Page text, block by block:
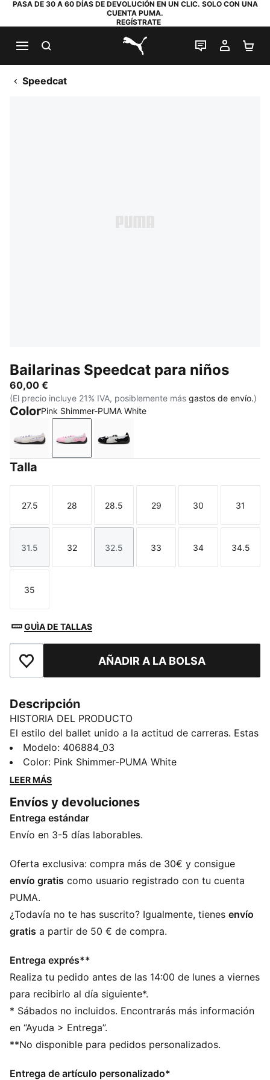
PASA DE 30 A 60 DÍAS DE DEVOLUCIÓN EN UN CLIC. SOLO CON UNA
CUENTA PUMA.
REGÍSTRATE
PUMA.com
CHAT EN
MI
Speedcat
Bailarinas Speedcat para niños
60,00 €
(El precio incluye 21% IVA, posiblemente más gastos de envío.)
ColorPink Shimmer-PUMA White
Lavender Pop-PUMA White
Pink Shimmer-PUMA White
PUMA Black-PUMA White-Warm
Talla
Talla
27.5
Talla
28
Talla
28.5
Talla
29
Talla
30
Talla
31
Talla
31.5
Talla
32
Talla
32.5
Talla
33
Talla
34
Talla
34.5
Talla
35
GUÌA DE TALLAS
Añade a favoritosAÑADIR A LA BOLSA
Descripción
HISTORIA DEL PRODUCTO
El estilo del ballet unido a la actitud de carreras. Estas
cómodas bailarinas sin cordones para niños alimentan
grandes imaginaciones y aventuras aún más grandes.
Son suaves, fáciles y divertidas de usar, con detalles
dondequiera que el día los lleve.
DETALLES
Ancho: estándar
Cierre: sin cordones
Correas elásticas
Tipo de talón: plano
PUMA Niños: recomendado para niños de 4 a 8 años
Modelo: 406884_03
Color: Pink Shimmer-PUMA White
LEER MÁS
Envíos y devoluciones
Entrega estándar
Envío en 3-5 días laborables.
Oferta exclusiva: compra más de 30€ y consigue
envío gratis como usuario registrado con tu cuenta
PUMA.
¿Todavía no te has suscrito? Igualmente, tienes envío
gratis a partir de 50 € de compra.
Entrega exprés**
Realiza tu pedido antes de las 14:00 de lunes a viernes
para recibirlo al día siguiente*.
* Sábados no incluidos. Encontrarás más información
en “Ayuda > Entrega”.
**No disponible para pedidos personalizados.
Entrega de artículo personalizado*